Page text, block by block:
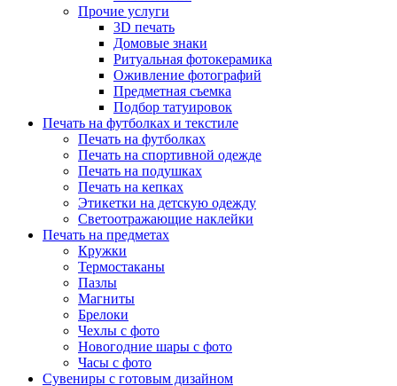
Прочие услуги
3D печать
Домовые знаки
Ритуальная фотокерамика
Оживление фотографий
Предметная съемка
Подбор татуировок
Печать на футболках и текстиле
Печать на футболках
Печать на спортивной одежде
Печать на подушках
Печать на кепках
Этикетки на детскую одежду
Светоотражающие наклейки
Печать на предметах
Кружки
Термостаканы
Пазлы
Магниты
Брелоки
Чехлы с фото
Новогодние шары с фото
Часы с фото
Сувениры с готовым дизайном